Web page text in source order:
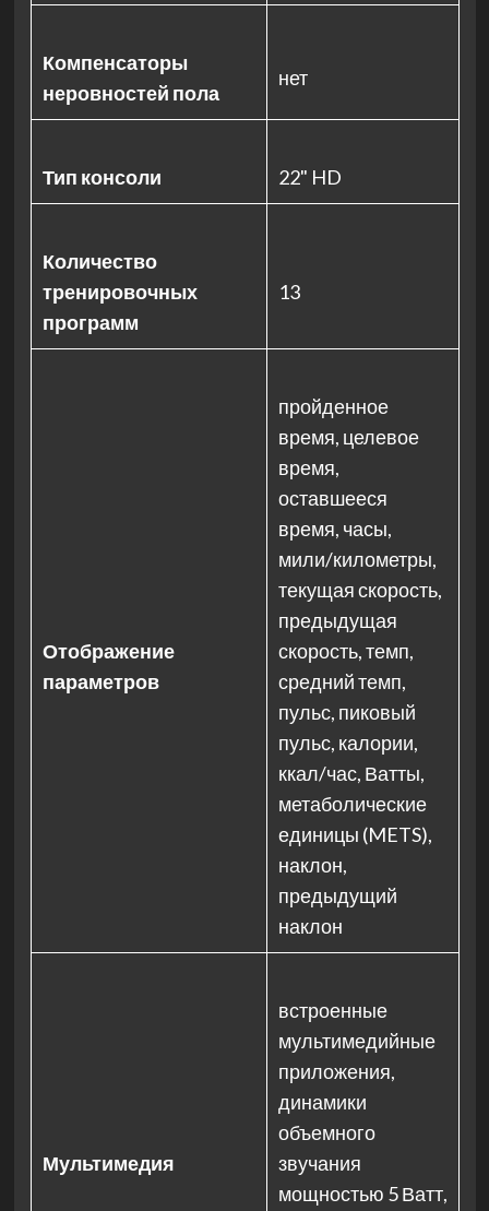
Компенсаторы
неровностей пола
нет
Тип консоли 22" HD
Количество
тренировочных
программ
13
Отображение
параметров
пройденное
время, целевое
время,
оставшееся
время, часы,
мили/километры,
текущая скорость,
предыдущая
скорость, темп,
средний темп,
пульс, пиковый
пульс, калории,
ккал/час, Ватты,
метаболические
единицы (METS),
наклон,
предыдущий
наклон
Мультимедия
встроенные
мультимедийные
приложения,
динамики
объемного
звучания
мощностью 5 Ватт,